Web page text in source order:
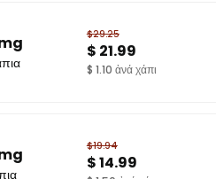
$29.25
$ 21.99
$ 1.10 ἀνά χάπι
$19.94
$ 14.99